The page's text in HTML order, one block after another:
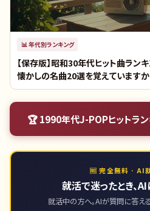
📊 年代別ランキング
【保存版】昭和30年代ヒット曲ラン
懐かしの名曲20選を覚えています
🏆1990年代J-POPヒットラン
🆓 完全無料 · AI
就活で迷ったとき、
就活中の方へ。AIが質問に答え